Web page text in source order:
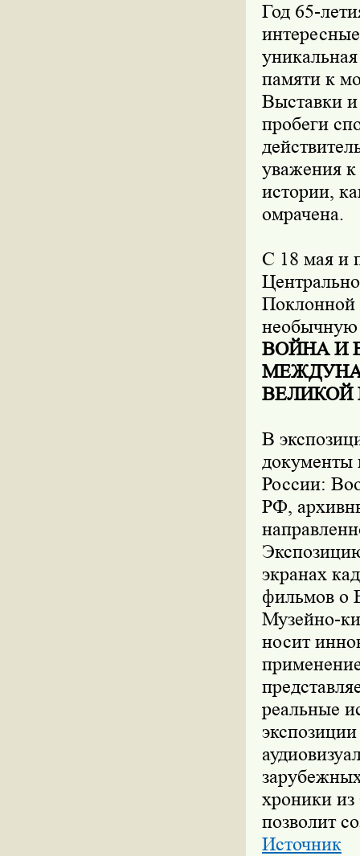
Год 65-
памяти к
Выставки и
пробеги
уважения
истории,
омрачена.
С 18 мая и
Поклонной
ВОЙНА И
ВЕЛИКОЙ
В
документы
России:
РФ,
экранах
фильмов о
Музейно-
носит
реальные
хроники
позволит
Источник